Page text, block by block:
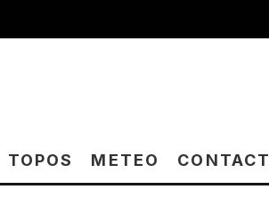
TOPOS METEO CONTACT